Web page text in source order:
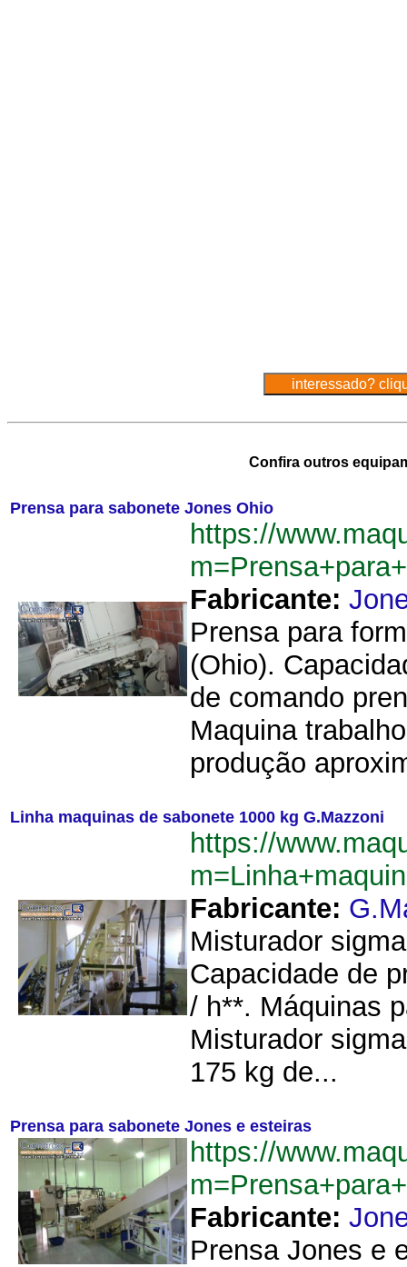
Confira outros
Prensa para sabonete Jones Ohio
https://
Fabricante:
Prensa para
(Ohio).
de comando
Maquina
produção
Linha maquinas de sabonete 1000 kg G.Mazzoni
https://
Fabricante:
Misturador
Capacidade de
/ h**. Máquinas
Misturador
175 kg de...
Prensa para sabonete Jones e esteiras
https://
Fabricante:
Prensa Jones e